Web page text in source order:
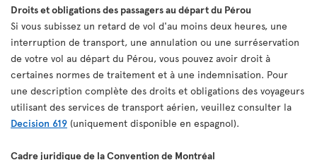
Droits et obligations des passagers au départ du Pérou
Si vous subissez un retard de vol d'au moins deux heures, une
interruption de transport, une annulation ou une surréservation
de votre vol au départ du Pérou, vous pouvez avoir droit à
certaines normes de traitement et à une indemnisation. Pour
une description complète des droits et obligations des voyageurs
utilisant des services de transport aérien, veuillez consulter la
Decision 619 (uniquement disponible en espagnol).
Cadre juridique de la Convention de Montréal